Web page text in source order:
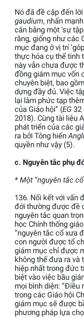
Nó đã đề cập đến
gaudium, nhấn
cân bằng một ‘sự
rằng, giống như các
mục đang ở vị trí
thực hóa cụ thể tinh
này vẫn chưa được
đồng giám mục vốn
chuyên biệt, bao
dựng đầy đủ. Việc
lại làm phức tạp
của Giáo hội” (EG 32
2018). Cùng tài liệu
phát triển của các
ra bởi Tông hiến
quyền như vậy (5).
c. Nguyên tắc phụ
* Một “nguyên tắc
136. Nối kết với vấn
đới thường được đề
nguyên tắc quan
học Chính thống
“nguyên tắc cổ xưa
con người được tổ
giám mục chỉ được
không thể đưa ra và
hiệp nhất trong đức
biệt vào việc bầu
mọi bình diện: “Điều
trong các Giáo hội
giám mục sẽ được
phương pháp lựa